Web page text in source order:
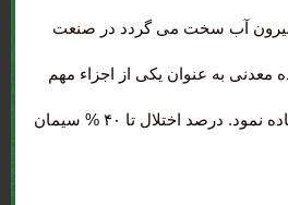
بیرون آب سخت می گردد در صنعت
معدنی به عنوان یکی از اجزاء مهم
تشکیل دهنده سیمان استفاده نمود. درصد اختلال تا ۴۰ % سیمان